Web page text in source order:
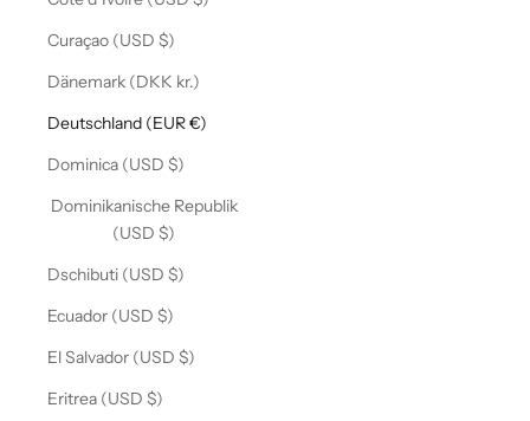
Curaçao (USD $)
Dänemark (DKK kr.)
Deutschland (EUR €)
Dominica (USD $)
Dominikanische Republik
(USD $)
Dschibuti (USD $)
Ecuador (USD $)
El Salvador (USD $)
Eritrea (USD $)